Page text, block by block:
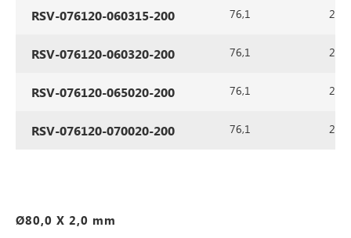
RSV-076120-060315-200 76,1 2,0
RSV-076120-060320-200 76,1 2,0
RSV-076120-065020-200 76,1 2,0
RSV-076120-070020-200 76,1 2,0
Ø80,0 X 2,0 mm